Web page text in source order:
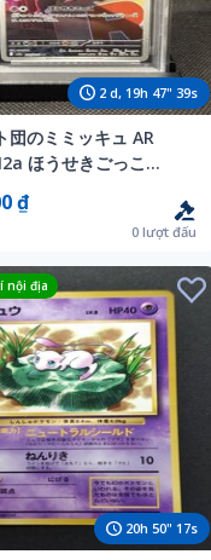
2 d, 19h 47"37s
団のミミッキュ AR
ほうせきごっこ
モンカードゲーム
₫
0 lượt đấu
20h50" 15s
nội địa